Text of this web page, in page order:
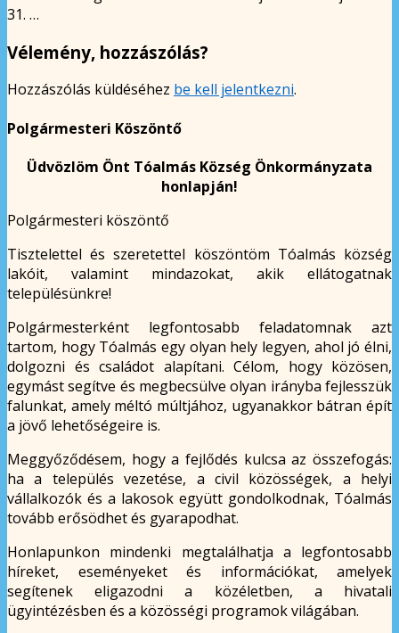
31. …
Vélemény, hozzászólás?
Hozzászólás küldéséhez be kell jelentkezni.
Polgármesteri Köszöntő
Üdvözlöm Önt Tóalmás Község Önkormányzata
honlapján!
Polgármesteri köszöntő
Tisztelettel és szeretettel köszöntöm Tóalmás község
lakóit, valamint mindazokat, akik ellátogatnak
településünkre!
Polgármesterként legfontosabb feladatomnak azt
tartom, hogy Tóalmás egy olyan hely legyen, ahol jó élni,
dolgozni és családot alapítani. Célom, hogy közösen,
egymást segítve és megbecsülve olyan irányba fejlesszük
falunkat, amely méltó múltjához, ugyanakkor bátran épít
a jövő lehetőségeire is.
Meggyőződésem, hogy a fejlődés kulcsa az összefogás:
ha a település vezetése, a civil közösségek, a helyi
vállalkozók és a lakosok együtt gondolkodnak, Tóalmás
tovább erősödhet és gyarapodhat.
Honlapunkon mindenki megtalálhatja a legfontosabb
híreket, eseményeket és információkat, amelyek
segítenek eligazodni a közéletben, a hivatali
ügyintézésben és a közösségi programok világában.